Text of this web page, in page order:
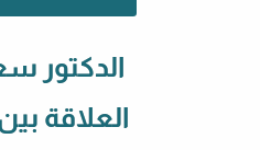
الدكتور
العلاقة